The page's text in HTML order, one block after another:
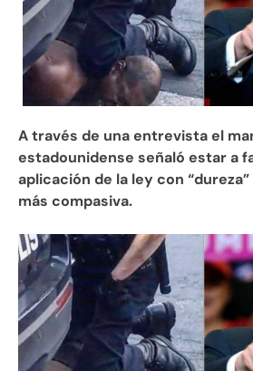
A través de una entrevista el
estadounidense señaló estar a
aplicación de la ley con
más compasiva.